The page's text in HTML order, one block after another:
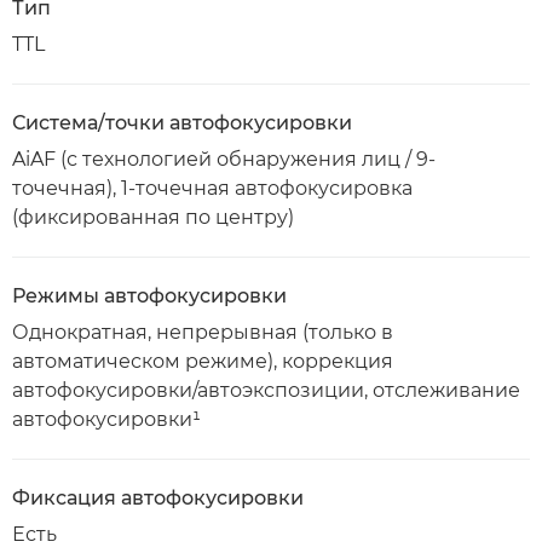
Тип
TTL
Система/точки автофокусировки
AiAF (с технологией обнаружения лиц / 9-
точечная), 1-точечная автофокусировка
(фиксированная по центру)
Режимы автофокусировки
Однократная, непрерывная (только в
автоматическом режиме), коррекция
автофокусировки/автоэкспозиции, отслеживание
автофокусировки¹
Фиксация автофокусировки
Есть